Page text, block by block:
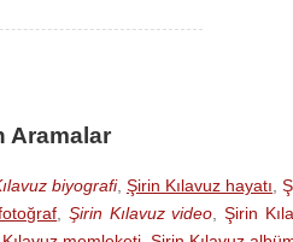
Aramalar
biyografi, Şirin Kılavuz hayatı ,
Şirin Kılavuz video Şirin